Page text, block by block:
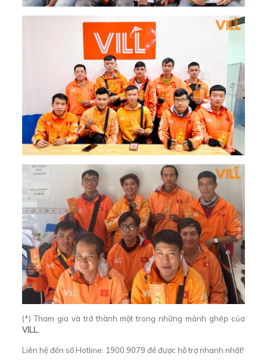
(*) Tham gia và trở thành một trong những mảnh ghép của
VILL.
Liên hệ đến số Hotline: 1900.9079 để được hỗ trợ nhanh nhất!